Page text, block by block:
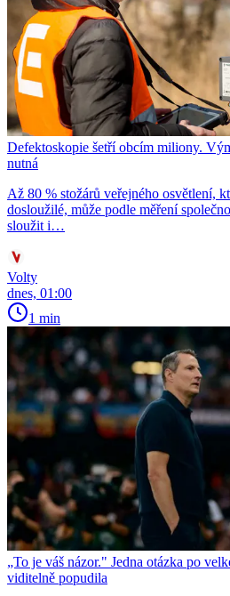
Defektoskopie šetří obcím miliony.
nutná
Až 80 % stožárů veřejného osvětlení,
dosloužilé, může podle měření
sloužit i…
Volty
dnes, 01:00
1 min
„To je váš názor." Jedna otázka po
viditelně popudila